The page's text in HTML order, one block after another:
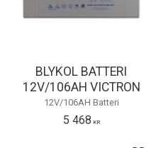
BLYKOL BATTERI
12V/106AH VICTRON
12V/106AH Batteri
5 468 KR